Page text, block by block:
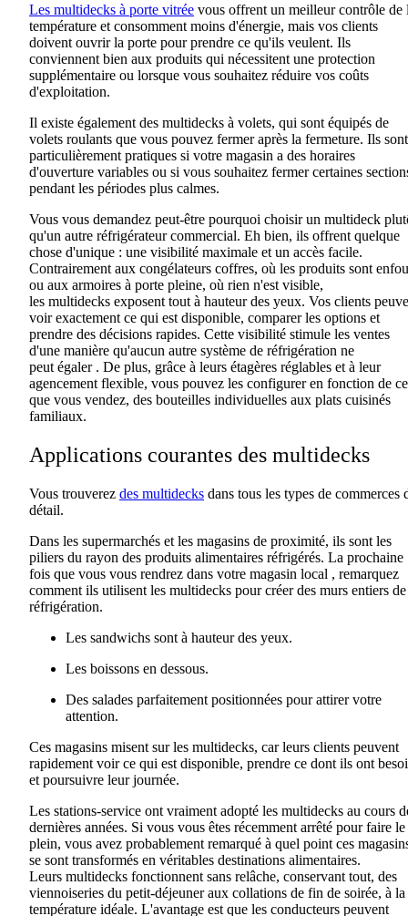
Les multidecks à porte vitrée vous offrent un meilleur contrôle de
température et consomment moins d'énergie, mais vos clients
doivent ouvrir la porte pour prendre ce qu'ils veulent. Ils
conviennent bien aux produits qui nécessitent une protection
supplémentaire ou lorsque vous souhaitez réduire vos coûts
d'exploitation.
Il existe également des multidecks à volets, qui sont équipés de
volets roulants que vous pouvez fermer après la fermeture. Ils sont
particulièrement pratiques si votre magasin a des horaires
d'ouverture variables ou si vous souhaitez fermer certaines
pendant les périodes plus calmes.
Vous vous demandez peut-être pourquoi choisir un multideck
qu'un autre réfrigérateur commercial. Eh bien, ils offrent quelque
chose d'unique : une visibilité maximale et un accès facile.
Contrairement aux congélateurs coffres, où les produits sont
ou aux armoires à porte pleine, où rien n'est visible,
les multidecks exposent tout à hauteur des yeux. Vos clients
voir exactement ce qui est disponible, comparer les options et
prendre des décisions rapides. Cette visibilité stimule les ventes
d'une manière qu'aucun autre système de réfrigération ne
peut égaler. De plus, grâce à leurs étagères réglables et à leur
agencement flexible, vous pouvez les configurer en fonction de ce
que vous vendez, des bouteilles individuelles aux plats cuisinés
familiaux.
Applications courantes des multidecks
Vous trouverez des multidecks dans tous les types de commerces
détail.
Dans les supermarchés et les magasins de proximité, ils sont les
piliers du rayon des produits alimentaires réfrigérés. La prochaine
fois que vous vous rendrez dans votre magasin local , remarquez
comment ils utilisent les multidecks pour créer des murs entiers de
réfrigération.
Les sandwichs sont à hauteur des yeux.
Les boissons en dessous.
Des salades parfaitement positionnées pour attirer votre
attention.
Ces magasins misent sur les multidecks, carleurs clients peuvent
rapidement voir ce qui est disponible, prendre ce dont ils ont
et poursuivre leur journée.
Les stations-service ont vraiment adopté les multidecks au cours
dernières années. Si vous vous êtes récemment arrêté pour faire le
plein, vous avez probablement remarqué à quel point ces
se sont transformés en véritables destinations alimentaires.
Leurs multidecks fonctionnent sans relâche, conservant tout, des
viennoiseries du petit-déjeuner aux collations de fin de soirée, à la
température idéale. L'avantage est que les conducteurs peuvent